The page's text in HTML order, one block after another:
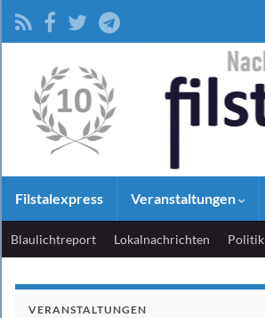
Filstalexpress Veranstaltungen
Blaulichtreport Lokalnachrichten Politik
VERANSTALTUNGEN